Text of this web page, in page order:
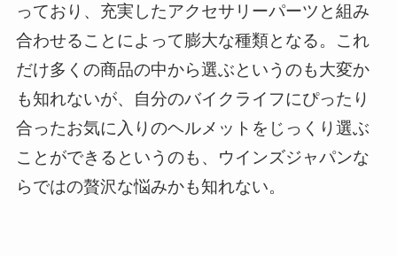
っており、充実したアクセサリーパーツと組み
合わせることによって膨大な種類となる。これ
だけ多くの商品の中から選ぶというのも大変か
も知れないが、自分のバイクライフにぴったり
合ったお気に入りのヘルメットをじっくり選ぶ
ことができるというのも、ウインズジャパンな
らではの贅沢な悩みかも知れない。